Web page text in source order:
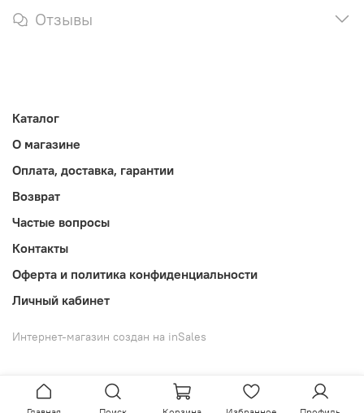
Отзывы
Каталог
О магазине
Оплата, доставка, гарантии
Возврат
Частые вопросы
Контакты
Оферта и политика конфиденциальности
Личный кабинет
Интернет-магазин создан на inSales